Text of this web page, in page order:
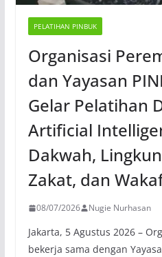
PELATIHAN PINBUK
Organisasi
dan Yayasan
Gelar Pelatihan
Artificial
Dakwah,
Zakat, dan
08/07/2026 Nugie Nurhasan
Jakarta, 5 Agustus 2026 –
bekerja sama dengan